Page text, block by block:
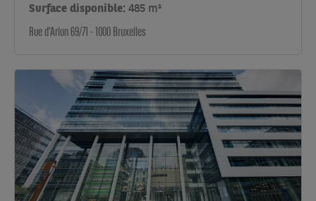
Surface disponible: 485 m²
Rue d'Arlon 69/71 - 1000 Bruxelles